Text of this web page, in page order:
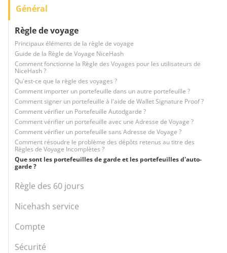
Général
Règle de voyage
Principaux éléments de la règle de voyage
Guide de la Règle de Voyage NiceHash
Comment fonctionne la Règle des Voyages pour les utilisateurs de
NiceHash ?
Qu'est-ce que la règle des voyages ?
Comment importer un portefeuille dans un autre portefeuille ?
Comment signer un portefeuille à l'aide de Wallet Signature Proof ?
Comment vérifier un Portefeuille Autodgarde ?
Comment vérifier un portefeuille avec une Adresse de Voyage ?
Comment vérifier un portefeuille sans Adresse de Voyage ?
Comment résoudre le problème des dépôts retenus au titre des
Règles de Voyage Incomplètes ?
Que sont les portefeuilles de garde et les portefeuilles d'auto-
garde ?
Règle des 60 jours
Nicehash service
Compte
Sécurité